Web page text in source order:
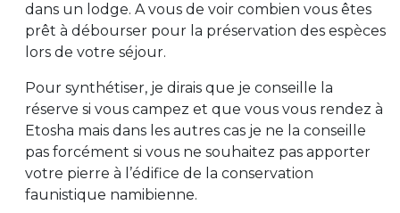
dans un lodge. A vous de voir combien vous êtes
prêt à débourser pour la préservation des espèces
lors de votre séjour.
Pour synthétiser, je dirais que je conseille la
réserve si vous campez et que vous vous rendez à
Etosha mais dans les autres cas je ne la conseille
pas forcément si vous ne souhaitez pas apporter
votre pierre à l’édifice de la conservation
faunistique namibienne.